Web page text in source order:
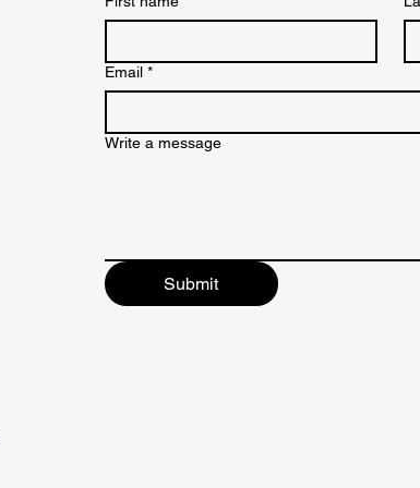
Email *
Write a message
Submit